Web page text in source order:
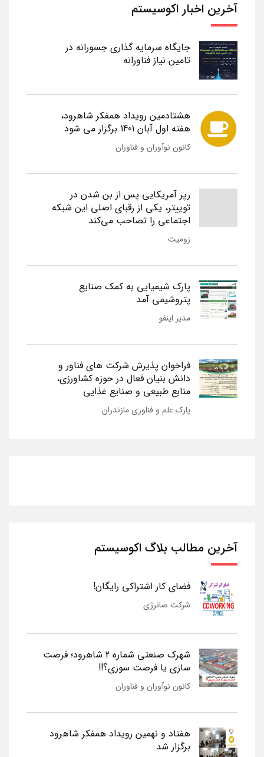
آخرین اخبار اکوسیستم
جایگاه سرمایه گذاری جسورانه در
تامین نیاز فناورانه
هشتادمین رویداد همفکر شاهرود،
هفته اول آبان 1401 برگزار می شود
کانون نوآوران و فناوران
رپر آمریکایی پس از بن شدن در
توییتر، یکی از رقبای اصلی این شبکه
اجتماعی را تصاحب می‌کند
زومیت
پارک شیمیایی به کمک صنایع
پتروشیمی آمد
مدیر اینفو
فراخوان پذیرش شرکت های فناور و
دانش بنیان فعال در حوزه کشاورزی،
منابع طبیعی و صنایع غذایی
پارک علم و فناوری مازندران
آخرین مطالب بلاگ اکوسیستم
فضای کار اشتراکی رایگان!
شرکت صانرژی
شهرک صنعتی شماره 2 شاهرود؛ فرصت
سازی یا فرصت سوزی؟!!
کانون نوآوران و فناوران
هفتاد و نهمین رویداد همفکر شاهرود
برگزار شد